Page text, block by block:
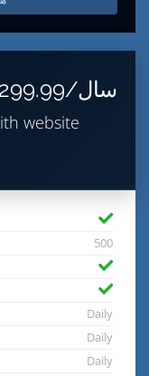
$299.99/سال
website
500
Daily
Daily
Daily